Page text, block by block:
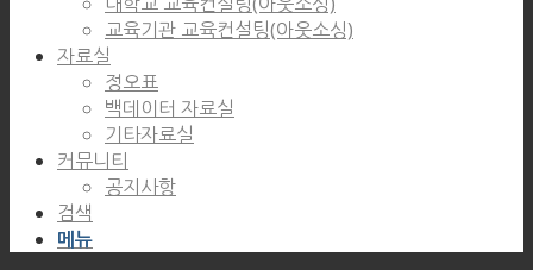
교육기관 교육컨설팅(아웃소싱)
자료실
정오표
백데이터 자료실
기타자료실
커뮤니티
공지사항
검색
메뉴